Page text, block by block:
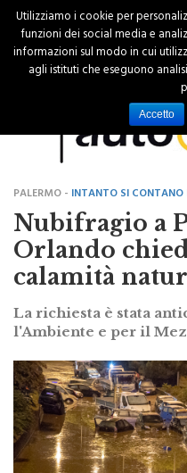
PALERMO -INTANTO SI
Nubifragio a
Orlando
calamità
La richiesta è stata
Utilizziamo i cookie per
funzioni dei social media e
informazioni sul modo in cui
agli istituti che eseguono
Accetto